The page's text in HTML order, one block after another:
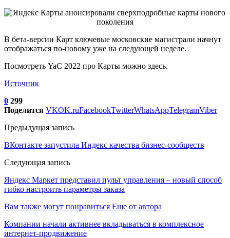
В бета-версии Карт ключевые московские магистрали начнут
отображаться по-новому уже на следующей неделе.
Посмотреть YaC 2022 про Карты можно здесь.
Источник
0 299
Поделится VKOK.ruFacebookTwitterWhatsAppTelegramViber
Предыдущая запись
ВКонтакте запустила Индекс качества бизнес-сообществ
Следующая запись
Яндекс Маркет представил пульт управления – новый способ
гибко настроить параметры заказа
Вам также могут понравиться Еще от автора
Компании начали активнее вкладываться в комплексное
интернет-продвижение